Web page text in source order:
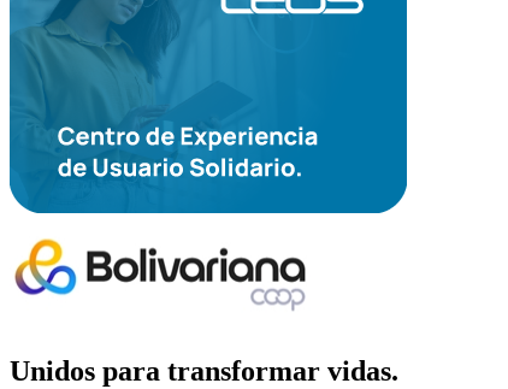
Unidos para transformar vidas.